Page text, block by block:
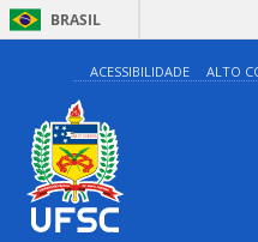
BRASIL
ACESSIBILIDADE ALTO